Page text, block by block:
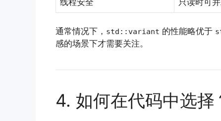
通常情况下， std::variant 的性能略优于
感的场景下才需要关注。
4. 如何在代码中选择